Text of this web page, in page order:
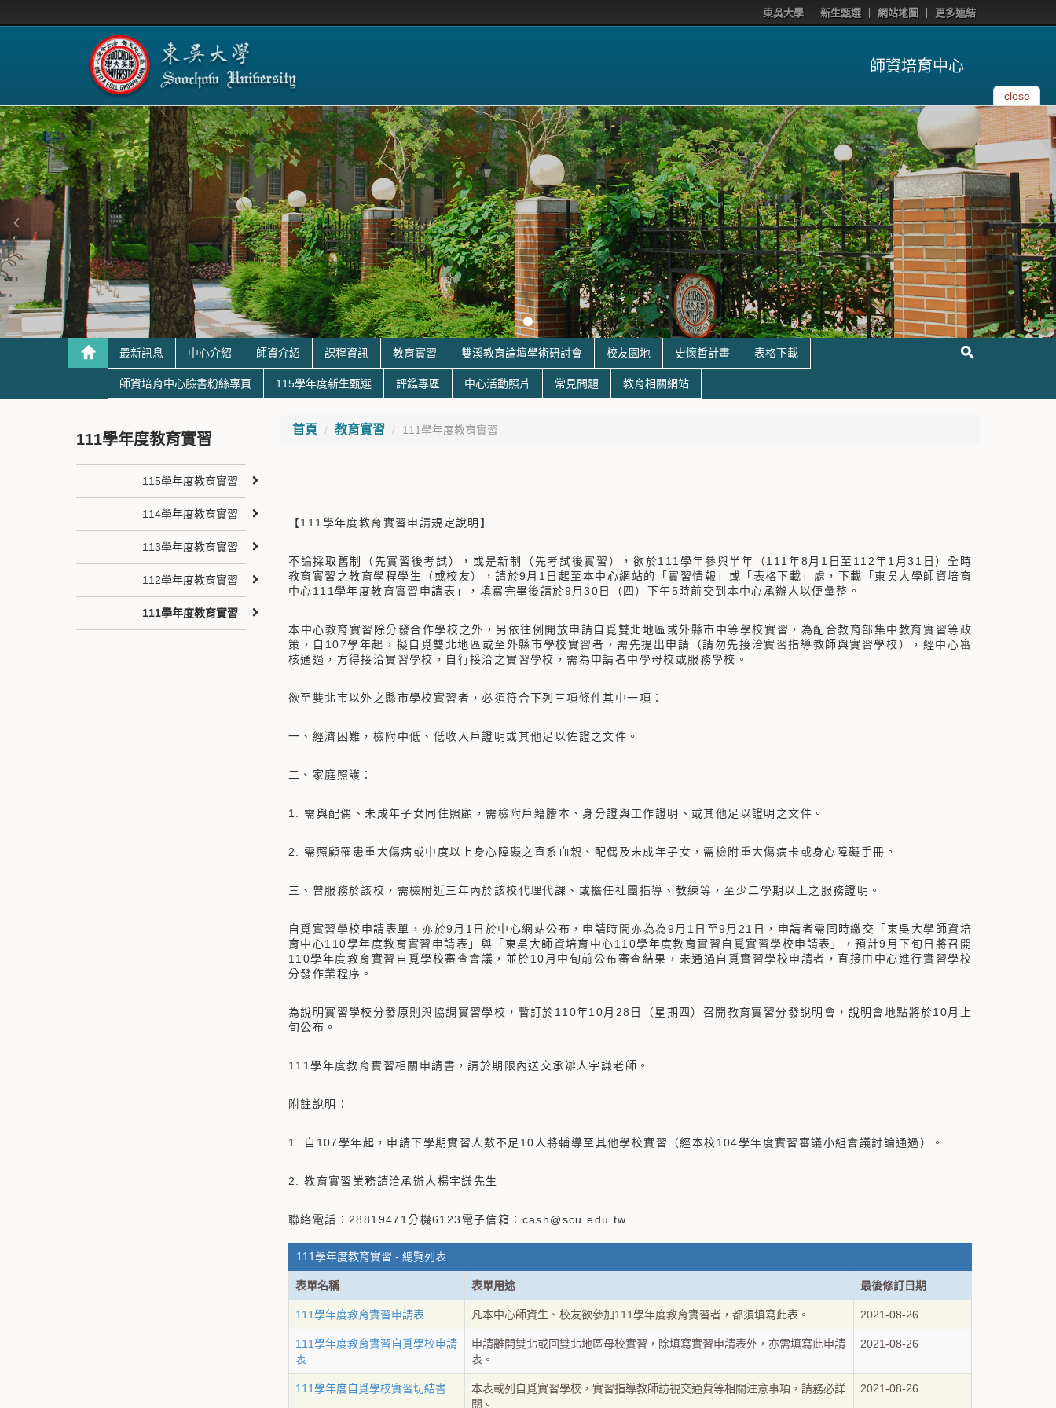
東吳大學 新生甄選 網站地圖 更多連結
師資培育中心
close
最新訊息 中心介紹 師資介紹 課程資訊 教育實習 雙溪教育論壇學術研討會 校友園地 史懷哲計畫 表格下載
師資培育中心臉書粉絲專頁 115學年度新生甄選 評鑑專區 中心活動照片 常見問題 教育相關網站
首頁 教育實習 111學年度教育實習
【111學年度教育實習申請規定說明】
不論採取舊制（先實習後考試），或是新制（先考試後實習），欲於111學年參與半年（111年8月1日至112年1月31日）全時
教育實習之教育學程學生（或校友），請於9月1日起至本中心網站的「實習情報」或「表格下載」處，下載「東吳大學師資培育
中心111學年度教育實習申請表」，填寫完畢後請於9月30日（四）下午5時前交到本中心承辦人以便彙整。
本中心教育實習除分發合作學校之外，另依往例開放申請自覓雙北地區或外縣市中等學校實習，為配合教育部集中教育實習等政
策，自107學年起，擬自覓雙北地區或至外縣市學校實習者，需先提出申請（請勿先接洽實習指導教師與實習學校），經中心審
核通過，方得接洽實習學校，自行接洽之實習學校，需為申請者中學母校或服務學校。
欲至雙北市以外之縣市學校實習者，必須符合下列三項條件其中一項：
一、經濟困難，檢附中低、低收入戶證明或其他足以佐證之文件。
二、家庭照護：
1. 需與配偶、未成年子女同住照顧，需檢附戶籍謄本、身分證與工作證明、或其他足以證明之文件。
2. 需照顧罹患重大傷病或中度以上身心障礙之直系血親、配偶及未成年子女，需檢附重大傷病卡或身心障礙手冊。
三、曾服務於該校，需檢附近三年內於該校代理代課、或擔任社團指導、教練等，至少二學期以上之服務證明。
自覓實習學校申請表單，亦於9月1日於中心網站公布，申請時間亦為為9月1日至9月21日，申請者需同時繳交「東吳大學師資培
育中心110學年度教育實習申請表」與「東吳大師資培育中心110學年度教育實習自覓實習學校申請表」，預計9月下旬日將召開
110學年度教育實習自覓學校審查會議，並於10月中旬前公布審查結果，未通過自覓實習學校申請者，直接由中心進行實習學校
分發作業程序。
為說明實習學校分發原則與協調實習學校，暫訂於110年10月28日（星期四）召開教育實習分發說明會，說明會地點將於10月上
旬公布。
111學年度教育實習相關申請書，請於期限內送交承辦人宇謙老師。
附註說明：
1. 自107學年起，申請下學期實習人數不足10人將輔導至其他學校實習（經本校104學年度實習審議小組會議討論通過）。
2. 教育實習業務請洽承辦人楊宇謙先生
聯絡電話：28819471分機6123電子信箱：cash@scu.edu.tw
111學年度教育實習 - 總覽列表
表單名稱 表單用途 最後修訂日期
111學年度教育實習申請表 凡本中心師資生、校友欲參加111學年度教育實習者，都須填寫此表。 2021-08-26
111學年度教育實習自覓學校申請
表
申請離開雙北或回雙北地區母校實習，除填寫實習申請表外，亦需填寫此申請
表。
2021-08-26
111學年度自覓學校實習切結書
本表載列自覓實習學校，實習指導教師訪視交通費等相關注意事項，請務必詳
閱。
2021-08-26
111學年度教育實習
115學年度教育實習
114學年度教育實習
113學年度教育實習
112學年度教育實習
111學年度教育實習